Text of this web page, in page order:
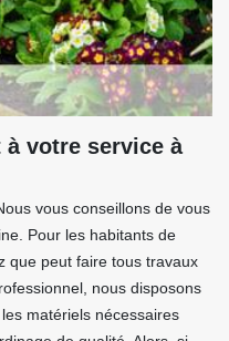
à votre service à
vous conseillons de vous
Pour les habitants de
que peut faire tous travaux
nous disposons
matériels nécessaires